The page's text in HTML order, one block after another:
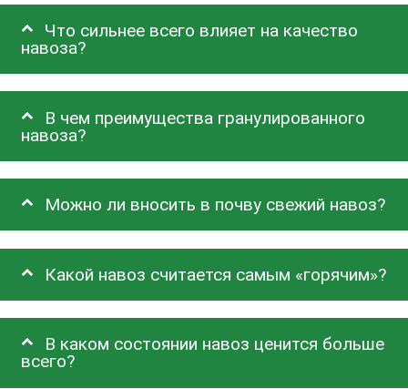
Что сильнее всего влияет на качество
навоза?
В чем преимущества гранулированного
навоза?
Можно ли вносить в почву свежий навоз?
Какой навоз считается самым «горячим»?
В каком состоянии навоз ценится больше
всего?